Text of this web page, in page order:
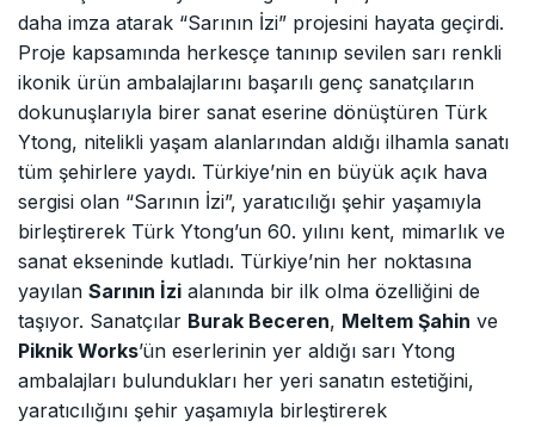
daha imza atarak “Sarının İzi” projesini hayata geçirdi.
Proje kapsamında herkesçe tanınıp sevilen sarı renkli
ikonik ürün ambalajlarını başarılı genç sanatçıların
dokunuşlarıyla birer sanat eserine dönüştüren Türk
Ytong, nitelikli yaşam alanlarından aldığı ilhamla sanatı
tüm şehirlere yaydı. Türkiye’nin en büyük açık hava
sergisi olan “Sarının İzi”, yaratıcılığı şehir yaşamıyla
birleştirerek Türk Ytong’un 60. yılını kent, mimarlık ve
sanat ekseninde kutladı. Türkiye’nin her noktasına
yayılan Sarının İzi alanında bir ilk olma özelliğini de
taşıyor. Sanatçılar Burak Beceren, Meltem Şahin ve
Piknik Works’ün eserlerinin yer aldığı sarı Ytong
ambalajları bulundukları her yeri sanatın estetiğini,
yaratıcılığını şehir yaşamıyla birleştirerek